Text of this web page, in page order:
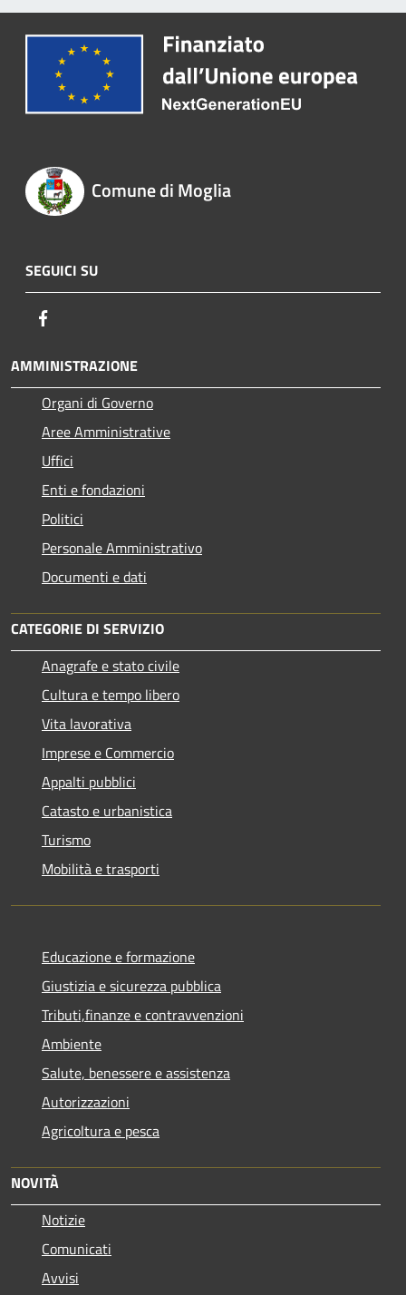
Comune di Moglia
SEGUICI SU
AMMINISTRAZIONE
Organi di Governo
Aree Amministrative
Uffici
Enti e fondazioni
Politici
Personale Amministrativo
Documenti e dati
CATEGORIE DI SERVIZIO
Anagrafe e stato civile
Cultura e tempo libero
Vita lavorativa
Imprese e Commercio
Appalti pubblici
Catasto e urbanistica
Turismo
Mobilità e trasporti
Educazione e formazione
Giustizia e sicurezza pubblica
Tributi,finanze e contravvenzioni
Ambiente
Salute, benessere e assistenza
Autorizzazioni
Agricoltura e pesca
NOVITÀ
Notizie
Comunicati
Avvisi